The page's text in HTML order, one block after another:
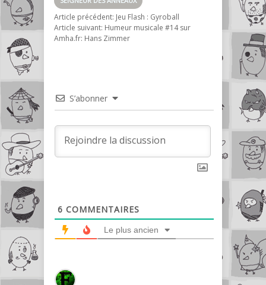
Article précédent: Jeu Flash : Gyroball
Article suivant: Humeur musicale #14 sur
Amha.fr: Hans Zimmer
S’abonner
6 COMMENTAIRES
Le plus ancien